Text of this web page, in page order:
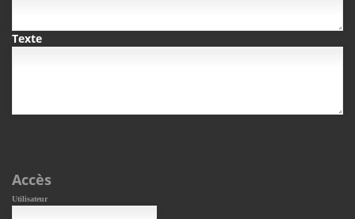
Texte
Accès
Utilisateur